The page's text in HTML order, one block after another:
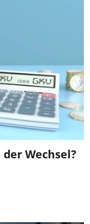
Wechsel?